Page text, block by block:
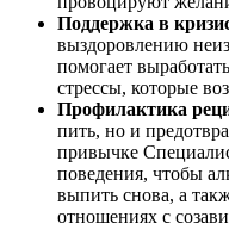
Поддержка в
выздоровлению
помогает
стрессы, которые
Профилактика
пить, но и
привычке
поведения, чтобы
выпить снова, а
отношениях с